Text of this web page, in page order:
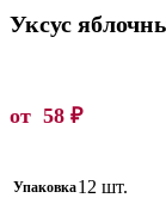
Уксус
от 58 ₽
Упаковка12 шт.